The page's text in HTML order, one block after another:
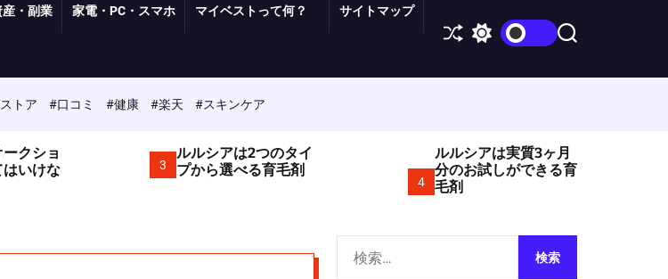
・副業 家電・PC・スマホ マイベストって何？ サイトマップ
S
S
o
l
o
r
d
S
トア #口コミ #健康 #楽天 #スキンケア
クショ
はいけな
3
ルルシアは2つのタイ
プから選べる育毛剤
4
ルルシアは実質3ヶ月
分のお試しができる育
毛剤